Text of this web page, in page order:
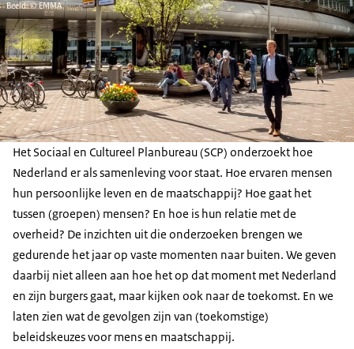
Beeld: © EMMA
Het Sociaal en Cultureel Planbureau (SCP) onderzoekt hoe
Nederland er als samenleving voor staat. Hoe ervaren mensen
hun persoonlijke leven en de maatschappij? Hoe gaat het
tussen (groepen) mensen? En hoe is hun relatie met de
overheid? De inzichten uit die onderzoeken brengen we
gedurende het jaar op vaste momenten naar buiten. We geven
daarbij niet alleen aan hoe het op dat moment met Nederland
en zijn burgers gaat, maar kijken ook naar de toekomst. En we
laten zien wat de gevolgen zijn van (toekomstige)
beleidskeuzes voor mens en maatschappij.